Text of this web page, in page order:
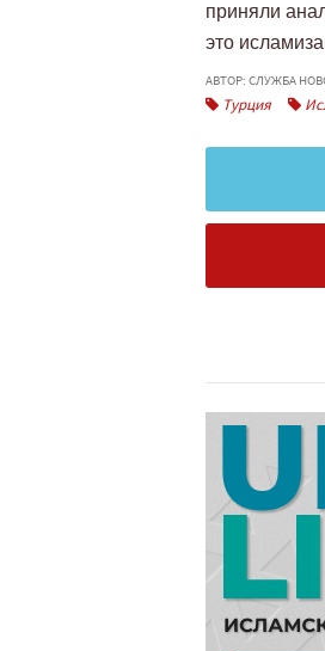
приняли
это
АВТОР: СЛУЖБА
Турция